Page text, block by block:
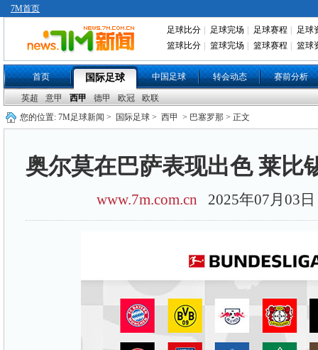
7M首页
足球比分 足球完场 足球赛程
足球
篮球比分
篮球完场 篮球赛程 篮球
首页 国际足球 中国足球 转会动态 赛前分析
英超 意甲 西甲 德甲 欧冠
欧联
您的位置: 7M足球新闻 > 国际足球 > 西甲 > 巴塞罗那 > 正文
奥尔莫在巴萨表现出色 莱比
www.7m.com.cn 2025年07月03